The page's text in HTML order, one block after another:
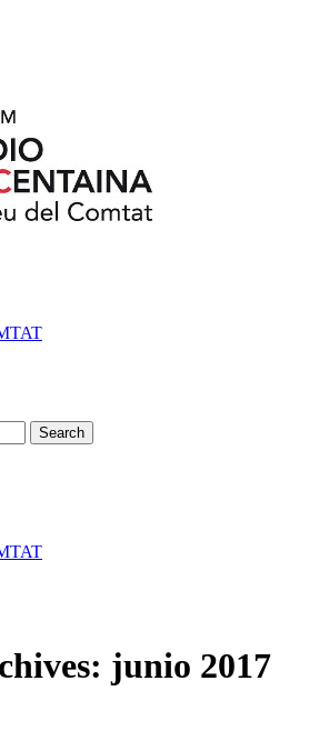
junio 2017